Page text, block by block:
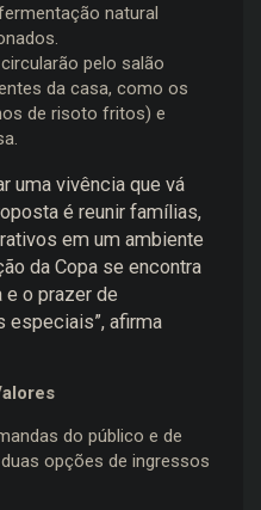
natural
pelo salão
da casa, como os
de risoto fritos) e
uma vivência que vá
é reunir famílias,
em um ambiente
da Copa se encontra
o prazer de
especiais”, afirma
do público e de
opções de ingressos